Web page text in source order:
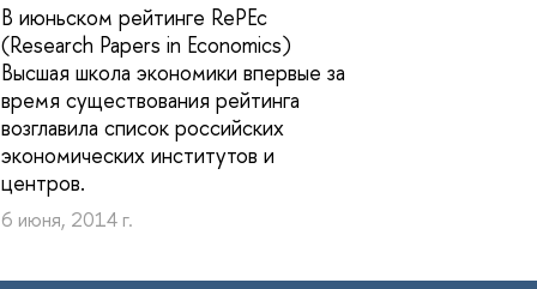
В июньском рейтинге RePEc
(Research Papers in Economics)
Высшая школа экономики впервые за
время существования рейтинга
возглавила список российских
экономических институтов и
центров.
6 июня, 2014 г.